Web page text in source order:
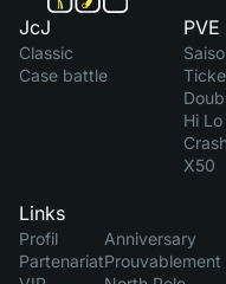
JcJ
Classic
Case battle
PVE
Hi Lo
Crash
X50
Links
Profil
Partenariat
Anniversary
Prouvablement